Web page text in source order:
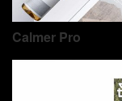
Calmer Pro